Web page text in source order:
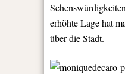
erhöhte Lage hat
über die Stadt.